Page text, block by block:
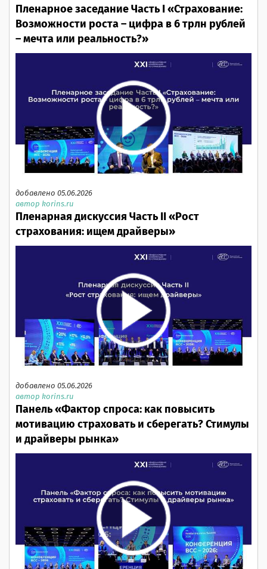
Пленарное заседание Часть I «Страхование:
Возможности роста – цифра в 6 трлн рублей
– мечта или реальность?»
добавлено 05.06.2026
автор korins.ru
Пленарная дискуссия Часть II «Рост
страхования: ищем драйверы»
добавлено 05.06.2026
автор korins.ru
Панель «Фактор спроса: как повысить
мотивацию страховать и сберегать? Стимулы
и драйверы рынка»